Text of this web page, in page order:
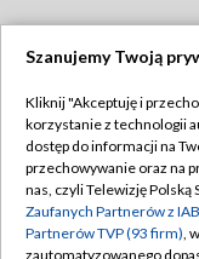
Abonament TVP
Emisja w TVP
Centrum
Szanujemy Twoją
Kliknij "Akceptuję i
korzystanie z technologii
dostęp do informacji na
przechowywanie oraz na
nas, czyli Telewizję Polską
Zaufanych Partnerów z
Partnerów TVP (93 firm),
zautomatyzowanego